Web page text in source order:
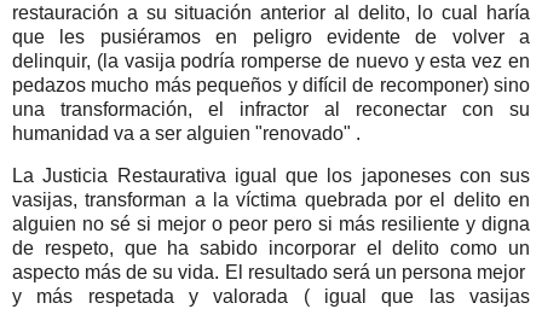
restauración a su situación anterior al delito, lo cual haría
que les pusiéramos en peligro evidente de volver a
delinquir, (la vasija podría romperse de nuevo y esta vez en
pedazos mucho más pequeños y difícil de recomponer) sino
una transformación, el infractor al reconectar con su
humanidad va a ser alguien "renovado" .
La Justicia Restaurativa igual que los japoneses con sus
vasijas, transforman a la víctima quebrada por el delito en
alguien no sé si mejor o peor pero si más resiliente y digna
de respeto, que ha sabido incorporar el delito como un
aspecto más de su vida. El resultado será un persona mejor
y más respetada y valorada ( igual que las vasijas